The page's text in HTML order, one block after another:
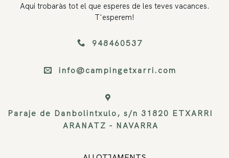
Aqui trobaràs tot el que esperes de les teves vacances.
T'esperem!
948460537
info@campingetxarri.com
Paraje de Danbolintxulo, s/n 31820 ETXARRI
ARANATZ - NAVARRA